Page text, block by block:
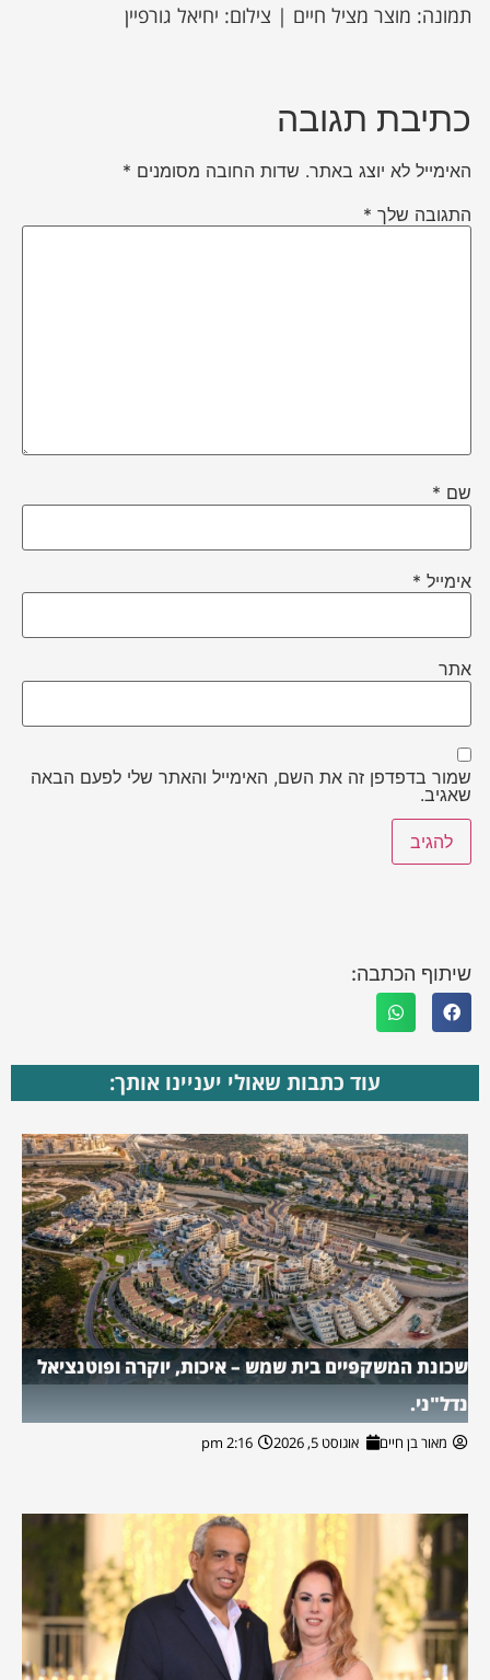
תמונה: מוצר מציל חיים | צילום: יחיאל גורפיין
כתיבת תגובה
האימייל לא יוצג באתר. שדות החובה מסומנים *
התגובה שלך *
שם *
אימייל *
אתר
שמור בדפדפן זה את השם, האימייל והאתר שלי לפעם הבאה
שאגיב.
שיתוף הכתבה:
עוד כתבות שאולי יעניינו אותך:
שכונת המשקפיים בית שמש – איכות, יוקרה ופוטנציאל
נדל"ני.
מאור בן חיים אוגוסט 5, 2026 2:16 pm